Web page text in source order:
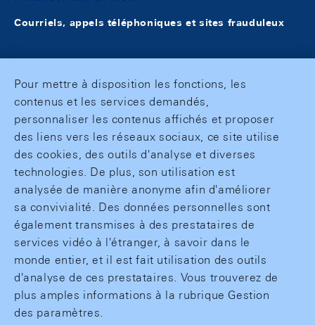
Courriels, appels téléphoniques et sites frauduleux
Pour mettre à disposition les fonctions, les
contenus et les services demandés,
personnaliser les contenus affichés et proposer
des liens vers les réseaux sociaux, ce site utilise
des cookies, des outils d'analyse et diverses
technologies. De plus, son utilisation est
analysée de manière anonyme afin d'améliorer
sa convivialité. Des données personnelles sont
également transmises à des prestataires de
services vidéo à l'étranger, à savoir dans le
monde entier, et il est fait utilisation des outils
d'analyse de ces prestataires. Vous trouverez de
plus amples informations à la rubrique Gestion
des paramètres.